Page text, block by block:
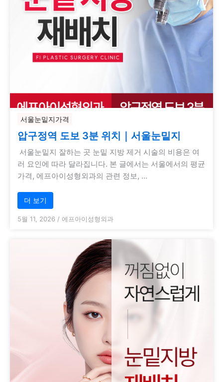
서울눈밑지가격
압구정역 도보 3분 위치｜서울눈밑지
서울눈밑지 잘하는 곳 눈밑 지방 제거 시술의 비용은 여
러 요인에 따라 달라집니다. 본 글에서는 서울에서의 평균
가격, 에프아이성형외과의 관련 정보, …
더 보기
5월 11, 2026 / 에프아이성형외과